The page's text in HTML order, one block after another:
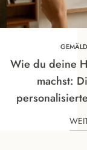
Wie du deine
machst: